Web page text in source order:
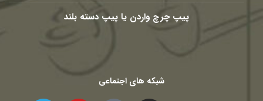
پیپ چرچ واردن یا پیپ دسته بلند
شبکه های اجتماعی